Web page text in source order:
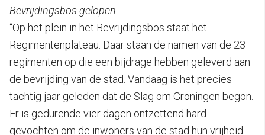
Bevrijdingsbos gelopen…
“Op het plein in het Bevrijdingsbos staat het
Regimentenplateau. Daar staan de namen van de 23
regimenten op die een bijdrage hebben geleverd aan
de bevrijding van de stad. Vandaag is het precies
tachtig jaar geleden dat de Slag om Groningen begon.
Er is gedurende vier dagen ontzettend hard
gevochten om de inwoners van de stad hun vrijheid